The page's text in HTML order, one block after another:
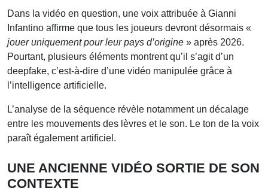
Dans la vidéo en question, une voix attribuée à Gianni
Infantino affirme que tous les joueurs devront désormais «
jouer uniquement pour leur pays d’origine » après 2026.
Pourtant, plusieurs éléments montrent qu’il s’agit d’un
deepfake, c’est-à-dire d’une vidéo manipulée grâce à
l’intelligence artificielle.
L’analyse de la séquence révèle notamment un décalage
entre les mouvements des lèvres et le son. Le ton de la voix
paraît également artificiel.
UNE ANCIENNE VIDÉO SORTIE DE SON
CONTEXTE